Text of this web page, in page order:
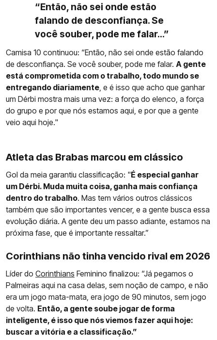
“Então, não sei onde estão
falando de desconfiança. Se
você souber, pode me falar...”
Camisa 10 continuou: “Então, não sei onde estão falando
de desconfiança. Se você souber, pode me falar. A gente
está comprometida com o trabalho, todo mundo se
entregando diariamente, e é isso que acho que ganhar
um Dérbi mostra mais uma vez: a força do elenco, a força
do grupo e por que nós estamos aqui, e por que a gente
veio aqui hoje."
Atleta das Brabas marcou em clássico
Gol da meia garantiu classificação: "É especial ganhar
um Dérbi. Muda muita coisa, ganha mais confiança
dentro do trabalho. Mas tem vários outros clássicos
também que são importantes vencer, e a gente busca essa
evolução diária. A gente deu um passo adiante, estamos na
próxima fase, que é importante ressaltar.”
Corinthians não tinha vencido rival em 2026
Líder do Corinthians Feminino finalizou: “Já pegamos o
Palmeiras aqui na casa delas, sem noção de campo, e não
era um jogo mata-mata, era jogo de 90 minutos, sem jogo
de volta. Então, a gente soube jogar de forma
inteligente, é isso que nós viemos fazer aqui hoje:
buscar a vitória e a classificação.”